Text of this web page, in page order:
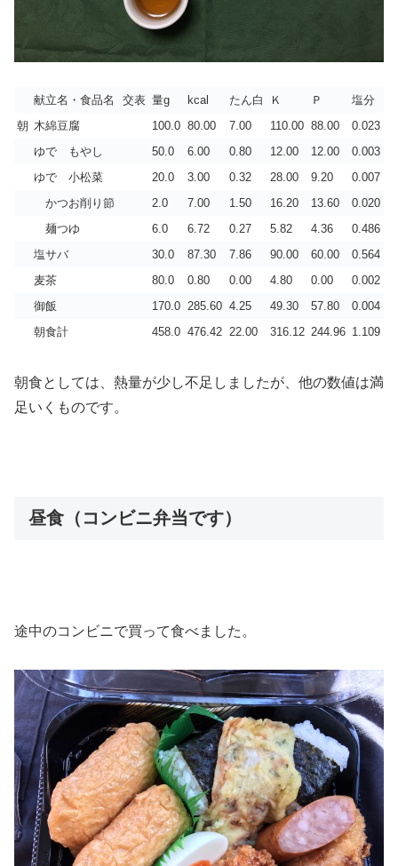
献立名・食品名 交表 量g kcal たん白 Ｋ Ｐ
塩分
朝 木綿豆腐 100.0 80.00 7.00 110.00 88.00
0.023
ゆで もやし
50.0 6.00 0.80 12.00 12.00
0.003
ゆで 小松菜
20.0 3.00 0.32 28.00 9.20
0.007
かつお削り節
2.0 7.00 1.50 16.20 13.60
0.020
麺つゆ
6.0 6.72 0.27 5.82 4.36
0.486
塩サバ
30.0 87.30 7.86 90.00 60.00
0.564
麦茶
80.0 0.80 0.00 4.80 0.00
0.002
御飯
170.0 285.60 4.25 49.30 57.80
0.004
朝食計
458.0 476.42 22.00 316.12 244.96 1.109
朝食としては、熱量が少し不足しましたが、他の数値は満
足いくものです。
昼食（コンビニ弁当です）
途中のコンビニで買って食べました。